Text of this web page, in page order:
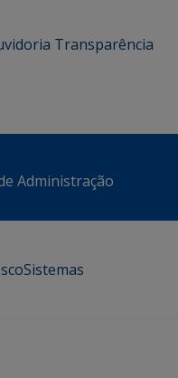
Transparência
Administração
Sistemas